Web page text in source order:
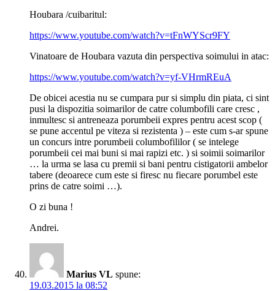
Houbara /cuibaritul:
https://www.youtube.com/watch?v=tFnWYScr9FY
Vinatoare de Houbara vazuta din perspectiva soimului in atac:
https://www.youtube.com/watch?v=yf-VHrmREuA
De obicei acestia nu se cumpara pur si simplu din piata, ci sint
pusi la dispozitia soimarilor de catre columbofili care cresc ,
inmultesc si antreneaza porumbeii expres pentru acest scop (
se pune accentul pe viteza si rezistenta ) – este cum s-ar spune
un concurs intre porumbeii columbofililor ( se intelege
porumbeii cei mai buni si mai rapizi etc. ) si soimii soimarilor
… la urma se lasa cu premii si bani pentru cistigatorii ambelor
tabere (deoarece cum este si firesc nu fiecare porumbel este
prins de catre soimi …).
O zi buna !
Andrei.
Marius VL spune:
19.03.2015 la 08:52